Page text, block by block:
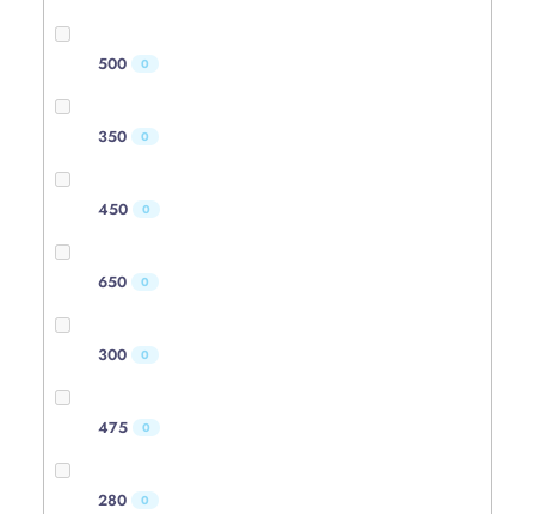
500 0
350 0
450 0
650 0
300 0
475 0
280 0